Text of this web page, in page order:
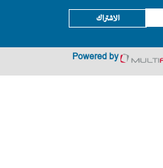
الاشتراك
Powered by